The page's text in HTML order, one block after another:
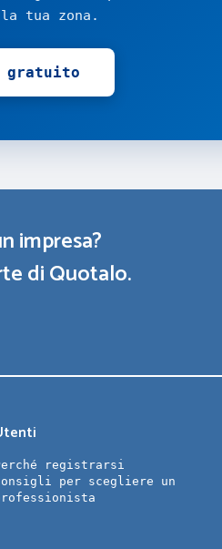
tua zona.
gratuito
impresa?
di Quotalo.
registrarsi
per scegliere un